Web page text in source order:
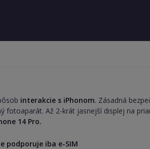
interakcie s iPhonom. Zásadná
fotoaparát. Až 2-krát jasnejší displej na
14 Pro.
podporuje iba e-SIM